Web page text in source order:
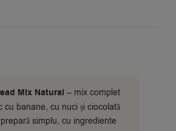
Mix Natural – mix complet
cu banane, cu nuci și ciocolată
simplu, cu ingrediente